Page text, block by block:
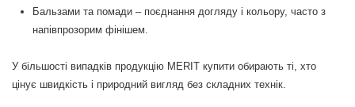
Бальзами та помади – поєднання догляду і кольору, часто з
напівпрозорим фінішем.
У більшості випадків продукцію MERIT купити обирають ті, хто
цінує швидкість і природний вигляд без складних технік.